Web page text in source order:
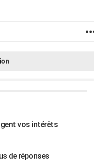
vos intérêts
de réponses